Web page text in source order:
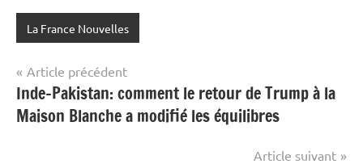
La France Nouvelles
Navigation
de
l’article
Article précédent
Inde-Pakistan: comment le retour de Trump à la
Maison Blanche a modifié les équilibres
Article suivant